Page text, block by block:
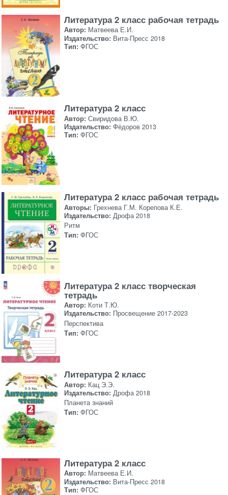
Литература 2 класс рабочая тетрадь
Автор: Матвеева Е.И.
Издательство: Вита-Пресс 2018
Тип: ФГОС
Литература 2 класс
Автор: Свиридова В.Ю.
Издательство: Фёдоров 2013
Тип: ФГОС
Литература 2 класс рабочая тетрадь
Авторы: Грехнева Г.М. Корепова К.Е.
Издательство: Дрофа 2018
Ритм
Тип: ФГОС
Литература 2 класс творческая
тетрадь
Автор: Коти Т.Ю.
Издательство: Просвещение 2017-2023
Перспектива
Тип: ФГОС
Литература 2 класс
Автор: Кац Э.Э.
Издательство: Дрофа 2018
Планета знаний
Тип: ФГОС
Литература 2 класс
Автор: Матвеева Е.И.
Издательство: Вита-Пресс 2018
Тип: ФГОС